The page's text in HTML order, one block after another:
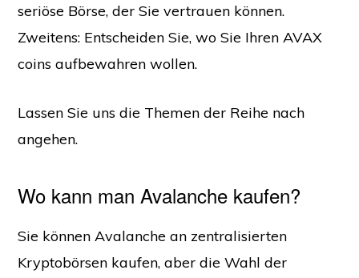
seriöse Börse, der Sie vertrauen können.
Zweitens: Entscheiden Sie, wo Sie Ihren AVAX
coins aufbewahren wollen.
Lassen Sie uns die Themen der Reihe nach
angehen.
Wo kann man Avalanche kaufen?
Sie können Avalanche an zentralisierten
Kryptobörsen kaufen, aber die Wahl der